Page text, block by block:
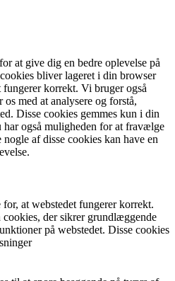
at give dig en bedre oplevelse på
bliver lageret i din browser
fungerer korrekt. Vi bruger også
med at analysere og forstå,
Disse cookies gemmes kun i din
også muligheden for at fravælge
af disse cookies kan have en
at webstedet fungerer korrekt.
der sikrer grundlæggende
på webstedet. Disse cookies